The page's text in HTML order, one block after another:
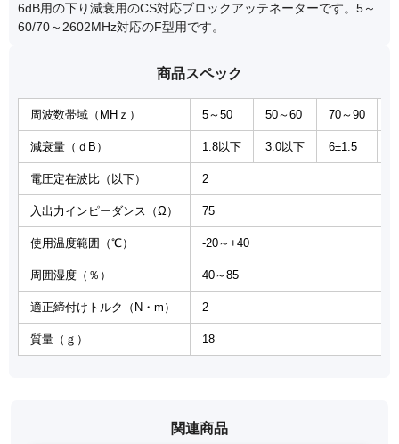
6dB用の下り減衰用のCS対応ブロックアッテネーターです。5～
60/70～2602MHz対応のF型用です。
商品スペック
周波数帯域（MHｚ） 5～50 50～60 70～90
減衰量（ｄB） 1.8以下 3.0以下 6±1.5
電圧定在波比（以下） 2
入出力インピーダンス（Ω） 75
使用温度範囲（℃） -20～+40
周囲湿度（％） 40～85
適正締付けトルク（N・m） 2
質量（ｇ） 18
関連商品